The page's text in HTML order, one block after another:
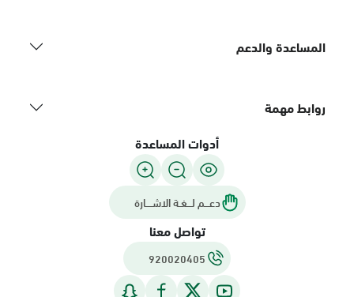
المساعدة والدعم
روابط مهمة
أدوات المساعدة
دعـــم لـــغـة الاشــــارة
تواصل معنا
920020405